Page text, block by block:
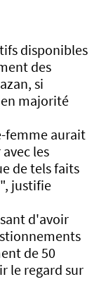
disponibles
des
si
majorité
femme aurait
les
de tels faits
justifie
d'avoir
de 50
le regard sur